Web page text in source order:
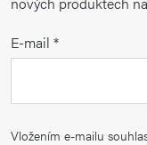
E-mail
Vložením e-mailu